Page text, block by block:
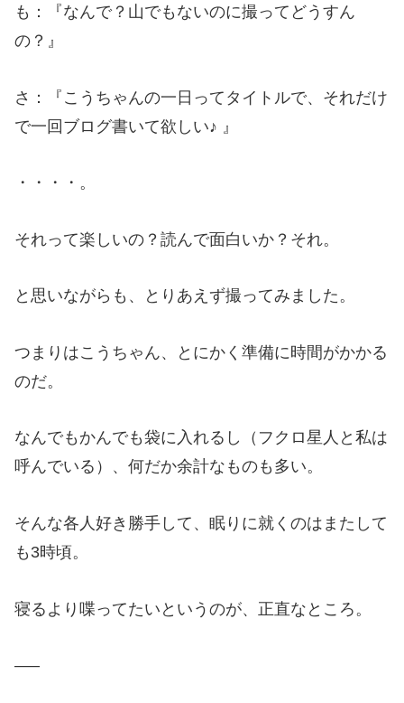
も：『なんで？山でもないのに撮ってどうすん
の？』
さ：『こうちゃんの一日ってタイトルで、それだけ
で一回ブログ書いて欲しい♪ 』
・・・・。
それって楽しいの？読んで面白いか？それ。
と思いながらも、とりあえず撮ってみました。
つまりはこうちゃん、とにかく準備に時間がかかる
のだ。
なんでもかんでも袋に入れるし（フクロ星人と私は
呼んでいる）、何だか余計なものも多い。
そんな各人好き勝手して、眠りに就くのはまたして
も3時頃。
寝るより喋ってたいというのが、正直なところ。
—–